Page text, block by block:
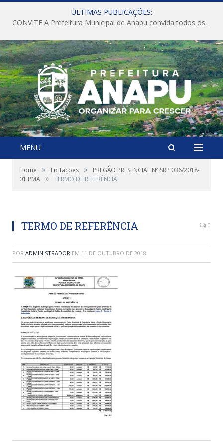
ÚLTIMAS PUBLICAÇÕES:
CONVITE A Prefeitura Municipal de Anapu convida todos os servidores públicos municipais para participarem da Audiência Pública de discussão da Lei de Diretrizes Orçamentárias (LDO), importante instrumento de planejamento das ações e investimentos da Administração Pública para o próximo exercício financeiro.
MENU
Home » Licitações »
PREGÃO PRESENCIAL Nº SRP 036/2018-
01 PMA » TERMO DE REFERÊNCIA
TERMO DE REFERÊNCIA 0
POR ADMINISTRADOR EM 11 DE OUTUBRO DE 2018